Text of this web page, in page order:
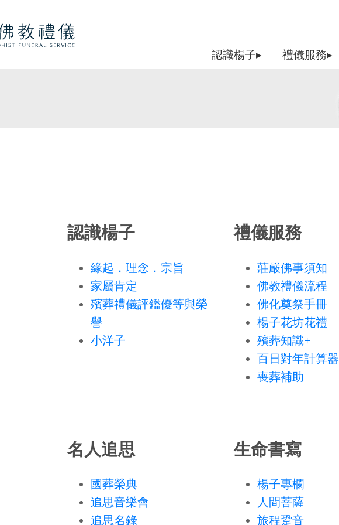
認識楊子▸ 禮儀服務▸
認識楊子
緣起．理念．宗旨
家屬肯定
殯葬禮儀評鑑優等與榮
譽
小洋子
禮儀服務
莊嚴佛事須知
佛教禮儀流程
佛化奠祭手冊
楊子花坊花禮
殯葬知識+
百日對年計算器
喪葬補助
名人追思
國葬榮典
追思音樂會
追思名錄
生命書寫
楊子專欄
人間菩薩
旅程跫音